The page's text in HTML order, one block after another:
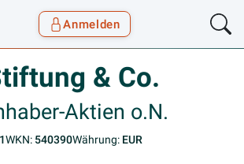
Anmelden
& Co.
Aktien o.N.
WKN: 540390Währung: EUR